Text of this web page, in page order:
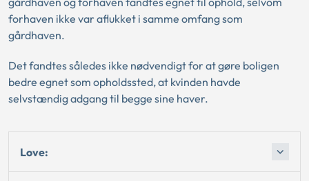
forhaven ikke var aflukket i samme omfang som
gårdhaven.
Det fandtes således ikke nødvendigt for at gøre boligen
bedre egnet som opholdssted, at kvinden havde
selvstændig adgang til begge sine haver.
Love: